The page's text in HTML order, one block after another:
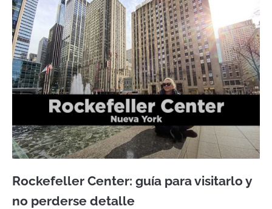
Rockefeller Center: guía para visitarlo y
no perderse detalle